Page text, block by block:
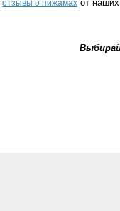
отзывы о пижамах от